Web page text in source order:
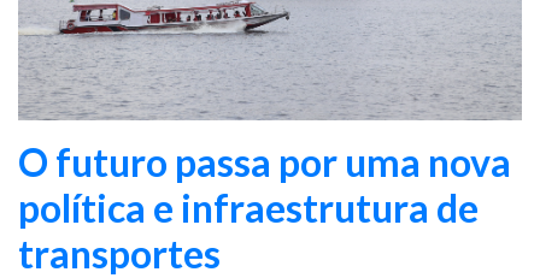
O futuro passa por uma nova
política e infraestrutura de
transportes